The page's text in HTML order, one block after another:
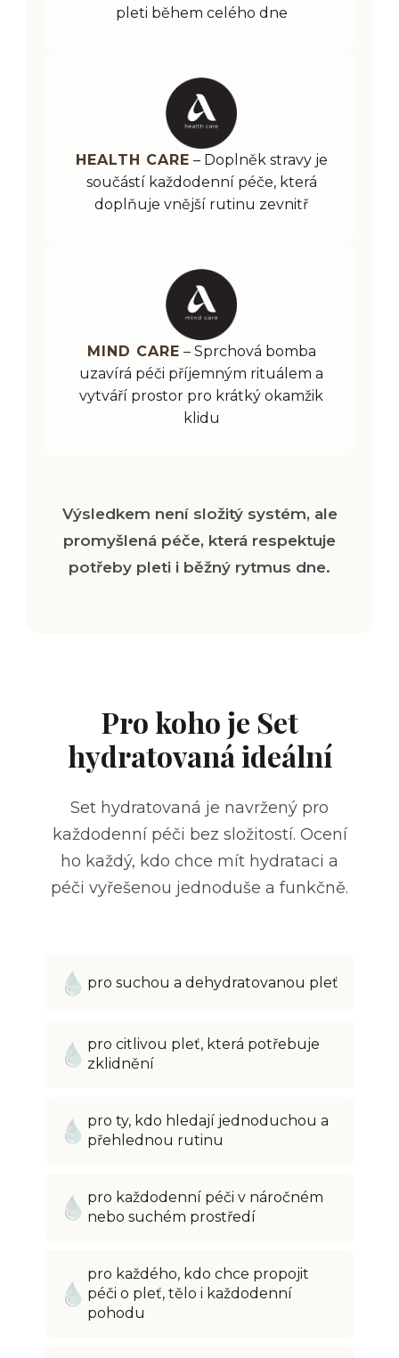
pleti během celého dne
HEALTH CARE – Doplněk stravy je
součástí každodenní péče, která
doplňuje vnější rutinu zevnitř
MIND CARE – Sprchová bomba
uzavírá péči příjemným rituálem a
vytváří prostor pro krátký okamžik
klidu
Výsledkem není složitý systém, ale
promyšlená péče, která respektuje
potřeby pleti i běžný rytmus dne.
Pro koho je Set
hydratovaná ideální
Set hydratovaná je navržený pro
každodenní péči bez složitostí. Ocení
ho každý, kdo chce mít hydrataci a
péči vyřešenou jednoduše a funkčně.
pro suchou a dehydratovanou pleť
pro citlivou pleť, která potřebuje
zklidnění
pro ty, kdo hledají jednoduchou a
přehlednou rutinu
pro každodenní péči v náročném
nebo suchém prostředí
pro každého, kdo chce propojit
péči o pleť, tělo i každodenní
pohodu